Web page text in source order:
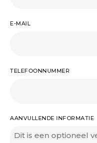
E-MAIL
TELEFOONNUMMER
AANVULLENDE INFORMATIE